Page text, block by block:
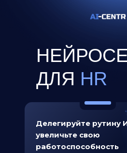
ДЛЯ HR
Делегируйте рутину
увеличьте свою
работоспособность